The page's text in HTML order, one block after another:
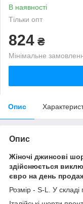
В наявності
Тільки опт
824 ₴
Мінімальне
Опис
Опис
Жіночі джинсові
здійснюється
євро на день
Розмір - S-L. У складі